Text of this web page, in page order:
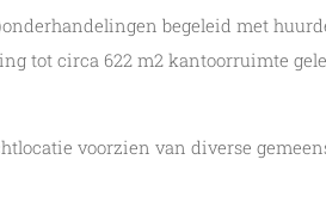
begeleid met
tot circa 622 m2 kantoorruimte
voorzien van diverse